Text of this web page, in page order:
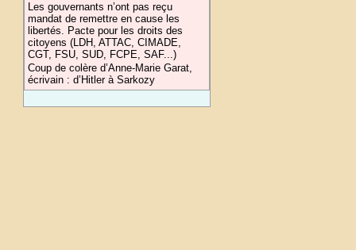
Les gouvernants n’ont pas reçu
mandat de remettre en cause les
libertés. Pacte pour les droits des
citoyens (LDH, ATTAC, CIMADE,
CGT, FSU, SUD, FCPE, SAF...)
Coup de colère d’Anne-Marie Garat,
écrivain : d’Hitler à Sarkozy